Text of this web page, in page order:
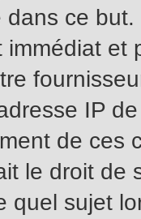
ce
et
IP
de
le droit de
quel sujet